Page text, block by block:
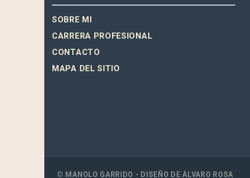
SOBRE MI
CARRERA PROFESIONAL
CONTACTO
MAPA DEL SITIO
© MANOLO GARRIDO - DISEÑO DEÁLVARO ROSA